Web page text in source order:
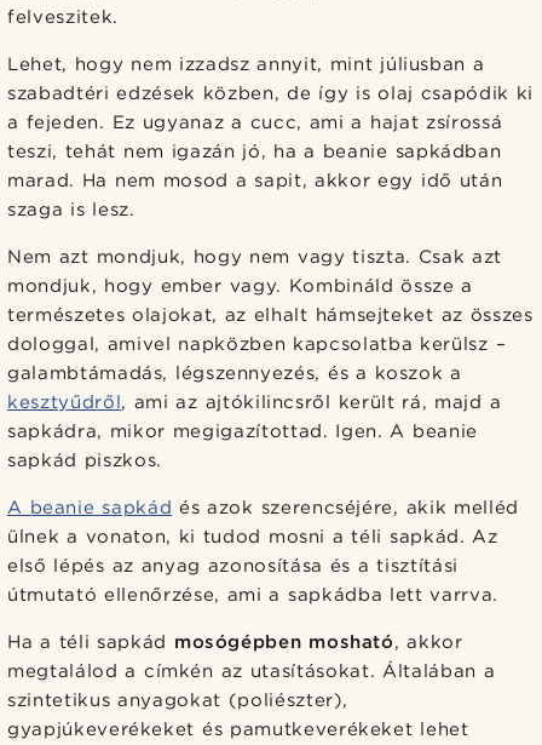
felveszitek.
Lehet, hogy nem izzadsz annyit, mint júliusban a
szabadtéri edzések közben, de így is olaj csapódik ki
a fejeden. Ez ugyanaz a cucc, ami a hajat zsírossá
teszi, tehát nem igazán jó, ha a beanie sapkádban
marad. Ha nem mosod a sapit, akkor egy idő után
szaga is lesz.
Nem azt mondjuk, hogy nem vagy tiszta. Csak azt
mondjuk, hogy ember vagy. Kombináld össze a
természetes olajokat, az elhalt hámsejteket az összes
dologgal, amivel napközben kapcsolatba kerülsz –
galambtámadás, légszennyezés, és a koszok a
kesztyűdről, ami az ajtókilincsről került rá, majd a
sapkádra, mikor megigazítottad. Igen. A beanie
sapkád piszkos.
A beanie sapkád és azok szerencséjére, akik melléd
ülnek a vonaton, ki tudod mosni a téli sapkád. Az
első lépés az anyag azonosítása és a tisztítási
útmutató ellenőrzése, ami a sapkádba lett varrva.
Ha a téli sapkád mosógépben mosható, akkor
megtalálod a címkén az utasításokat. Általában a
szintetikus anyagokat (poliészter),
gyapjúkeverékeket és pamutkeverékeket lehet